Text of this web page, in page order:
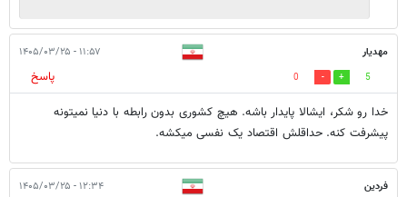
مهدیار ۱۱:۵۷ - ۱۴۰۵/۰۳/۲۵
5
0
پاسخ
خدا رو شکر، ایشالا پایدار باشه. هیچ کشوری بدون رابطه با دنیا نمیتونه
پیشرفت کنه. حداقلش اقتصاد یک نفسی میکشه.
فردین ۱۲:۳۴ - ۱۴۰۵/۰۳/۲۵